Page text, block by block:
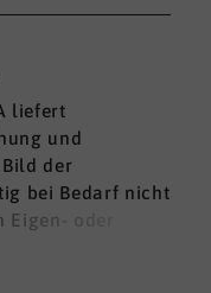
liefert
und
Bild der
bei Bedarf nicht
oder